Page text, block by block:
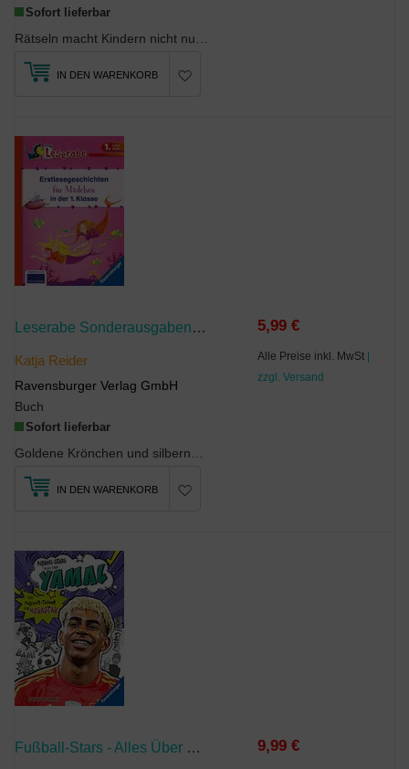
Sofort lieferbar
IN DEN WARENKORB
Leserabe Sonderausgaben - Erstlesegeschichten Für Mädchen In Der 1. Klasse
Katja Reider
Ravensburger Verlag GmbH
Buch
Sofort lieferbar
5,99 €
Alle Preise inkl. MwSt |
zzgl. Versand
IN DEN WARENKORB
Fußball-Stars - Alles Über Yamal. Vom Fußball-Talent Zum Megastar 9,99 €